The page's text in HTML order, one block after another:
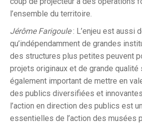
l’ensemble du territoire.
Jérôme Farigoule: L’enjeu est aussi
qu’indépendamment de grandes
des structures plus petites peuvent
projets originaux et de grande
également important de mettre en
des publics diversifiées et innovantes.
l’action en direction des publics est
essentielles de l’action des musées